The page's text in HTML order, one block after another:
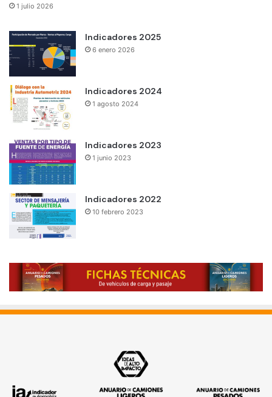
1 julio 2026
Indicadores 2025
6 enero 2026
Indicadores 2024
1 agosto 2024
Indicadores 2023
1 junio 2023
Indicadores 2022
10 febrero 2023